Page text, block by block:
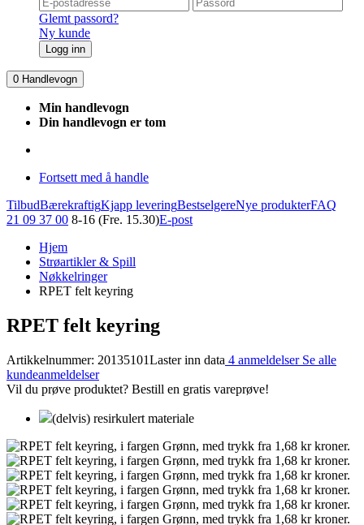
Glemt passord?
Ny kunde
Logg inn
0 Handlevogn
Min handlevogn
Din handlevogn er tom
Fortsett med å handle
TilbudBærekraftigKjapp leveringBestselgereNye produkterFAQ
21 09 37 00 8-16 (Fre. 15.30)E-post
Hjem
Strøartikler & Spill
Nøkkelringer
RPET felt keyring
RPET felt keyring
Artikkelnummer: 20135101Laster inn data 4 anmeldelser Se alle
kundeanmeldelser
Vil du prøve produktet? Bestill en gratis vareprøve!
(delvis) resirkulert materiale